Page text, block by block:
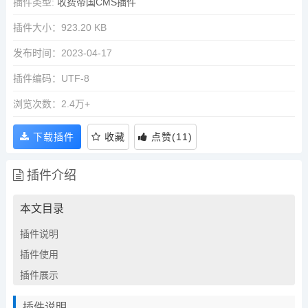
插件类型: 收费帝国CMS插件
插件大小：923.20 KB
发布时间：2023-04-17
插件编码：UTF-8
浏览次数：2.4万+
下载插件 收藏 点赞(11)
插件介绍
本文目录
插件说明
插件使用
插件展示